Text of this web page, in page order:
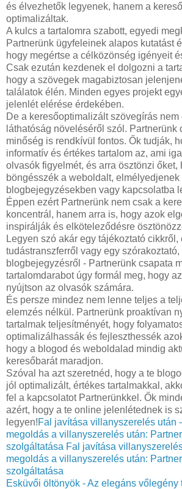
és élvezhetők legyenek, hanem a
optimalizáltak.
A kulcs a tartalomra szabott, egyedi
Partnerünk ügyfeleinek alapos kutatást
hogy megértse a célközönség igényeit
Csak ezután kezdenek el dolgozni a
hogy a szövegek magabiztosan
találatok élén. Minden egyes projekt
jelenlét elérése érdekében.
De a keresőoptimalizált szövegírás nem
láthatóság növeléséről szól. Partnerünk
minőség is rendkívül fontos. Ők tudják,
informatív és értékes tartalom az, ami
olvasók figyelmét, és arra ösztönzi őket,
böngésszék a weboldalt, elmélyedjenek
blogbejegyzésekben vagy kapcsolatba
Éppen ezért Partnerünk nem csak a
koncentrál, hanem arra is, hogy azok
inspirálják és elköteleződésre
Legyen szó akár egy tájékoztató cikkről,
tudástranszferről vagy egy
blogbejegyzésről - Partnerünk csapata
tartalomdarabot úgy formál meg, hogy
nyújtson az olvasók számára.
És persze mindez nem lenne teljes a
elemzés nélkül. Partnerünk proaktívan
tartalmak teljesítményét, hogy
optimalizálhassák és fejleszthessék
hogy a blogod és weboldalad mindig
keresőbarát maradjon.
Szóval ha azt szeretnéd, hogy a te
jól optimalizált, értékes tartalmakkal,
fel a kapcsolatot Partnerünkkel. Ők
azért, hogy a te online jelenlétednek is
legyen!Fal javítása villanyszerelés után
megoldás a villanyszerelés után:
szolgáltatása Fal javítása
megoldás a villanyszerelés után:
szolgáltatása
Esküvői öltönyök - Az elegáns vőlegény